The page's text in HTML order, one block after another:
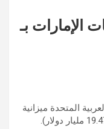
الإمارات بـ
المتحدة ميزانية